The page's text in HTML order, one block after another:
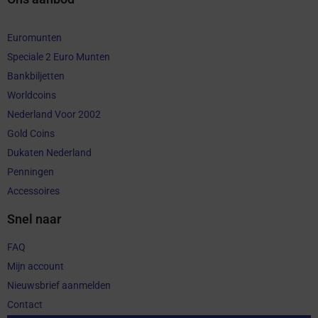
Euromunten
Speciale 2 Euro Munten
Bankbiljetten
Worldcoins
Nederland Voor 2002
Gold Coins
Dukaten Nederland
Penningen
Accessoires
Snel naar
FAQ
Mijn account
Nieuwsbrief aanmelden
Contact